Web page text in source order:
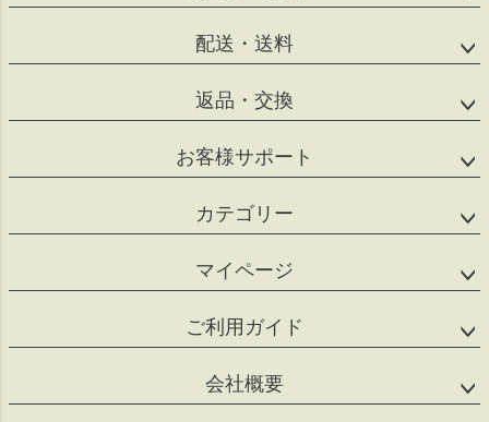
配送・送料
返品・交換
お客様サポート
カテゴリー
マイページ
ご利用ガイド
会社概要